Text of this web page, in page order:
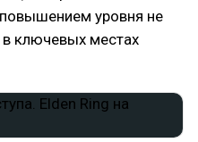
уровня не
ключевых местах